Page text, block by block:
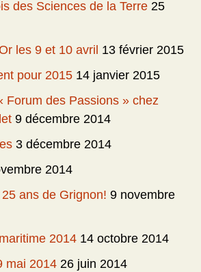
des Sciences de la Terre 25
les 9 et 10 avril 13 février 2015
pour 2015 14 janvier 2015
Forum des Passions » chez
9 décembre 2014
3 décembre 2014
2014
ans de Grignon! 9 novembre
2014 14 octobre 2014
mai 2014 26 juin 2014